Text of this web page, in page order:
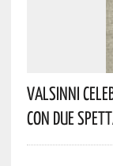
Valsinni
Con Due